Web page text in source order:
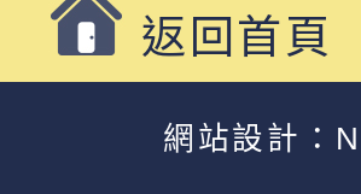
返回首頁
網站設計：